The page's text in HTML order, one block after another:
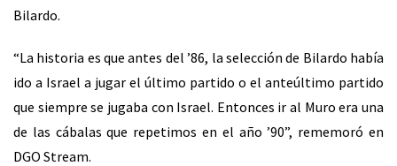
Bilardo.
“La historia es que antes del ’86, la selección de Bilardo había
ido a Israel a jugar el último partido o el anteúltimo partido
que siempre se jugaba con Israel. Entonces ir al Muro era una
de las cábalas que repetimos en el año ’90”, rememoró en
DGO Stream.